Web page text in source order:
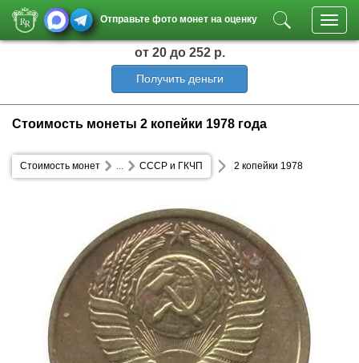
Отправьте фото монет на оценку
от 20 до 252 р.
Получить деньги
Стоимость монеты 2 копейки 1978 года
Стоимость монет СССР и ГКЧП
... 2 копейки 1978